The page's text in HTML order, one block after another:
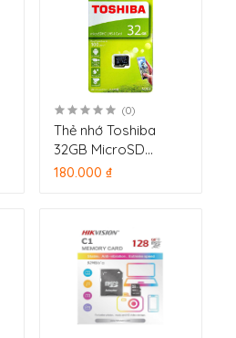
(0)
Thẻ nhớ Toshiba
32GB MicroSD
EXCERIA M203 UHS-1
180.000 ₫